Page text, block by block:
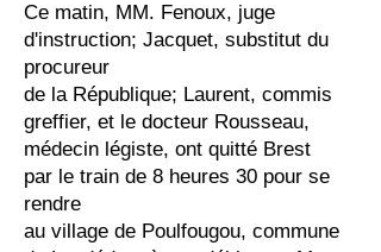
Ce matin, MM. Fenoux, juge
d'instruction; Jacquet, substitut du
procureur
de la République; Laurent, commis
greffier, et le docteur Rousseau,
médecin légiste, ont quitté Brest
par le train de 8 heures 30 pour se
rendre
au village de Poulfougou, commune